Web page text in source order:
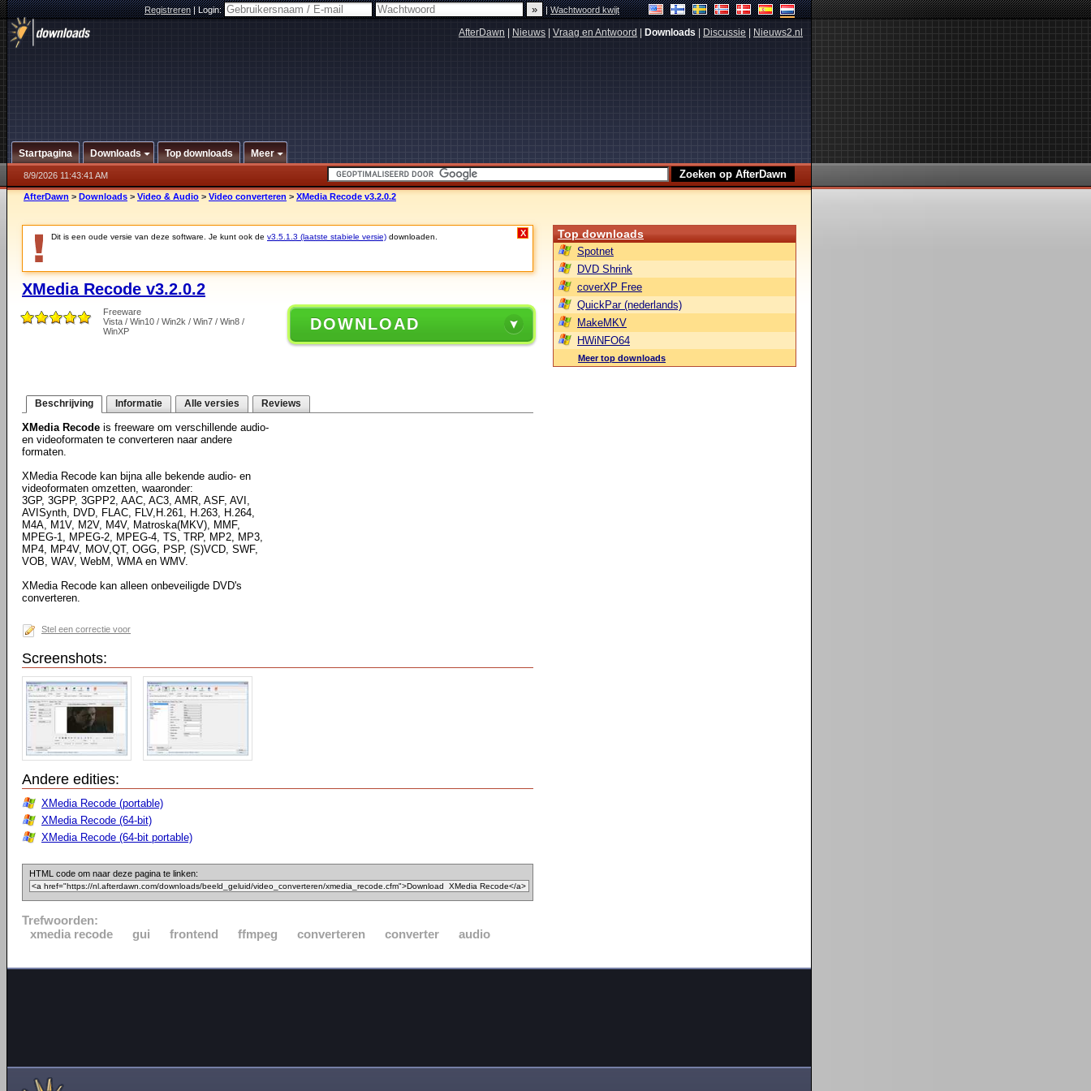
Registreren|Login: |Wachtwoord kwijt
AfterDawn Nieuws Vraag en Antwoord Downloads Discussie Nieuws2.nl
Startpagina Downloads Top downloads Meer
8/9/2026 11:43:41 AM
AfterDawn > Downloads > Video & Audio > Video converteren > XMedia Recode v3.2.0.2
Dit is een oude versie van deze software. Je kunt ook de v3.5.1.3 (laatste stabiele versie) downloaden. X
XMedia Recode v3.2.0.2
Freeware
Vista / Win10 / Win2k / Win7 / Win8 /
WinXP
DOWNLOAD
Beschrijving Informatie Alle versies Reviews
XMedia Recode is freeware om verschillende audio-
en videoformaten te converteren naar andere
formaten.
XMedia Recode kan bijna alle bekende audio- en
videoformaten omzetten, waaronder:
3GP, 3GPP, 3GPP2, AAC, AC3, AMR, ASF, AVI,
AVISynth, DVD, FLAC, FLV,H.261, H.263, H.264,
M4A, M1V, M2V, M4V, Matroska(MKV), MMF,
MPEG-1, MPEG-2, MPEG-4, TS, TRP, MP2, MP3,
MP4, MP4V, MOV,QT, OGG, PSP, (S)VCD, SWF,
VOB, WAV, WebM, WMA en WMV.
XMedia Recode kan alleen onbeveiligde DVD's
converteren.
Stel een correctie voor
Screenshots:
Andere edities:
XMedia Recode (portable)
XMedia Recode (64-bit)
XMedia Recode (64-bit portable)
HTML code om naar deze pagina te linken:
Trefwoorden:
xmedia recode
gui frontend ffmpeg converteren converter audio
Top downloads
Spotnet
DVD Shrink
coverXP Free
QuickPar (nederlands)
MakeMKV
HWiNFO64
Meer top downloads